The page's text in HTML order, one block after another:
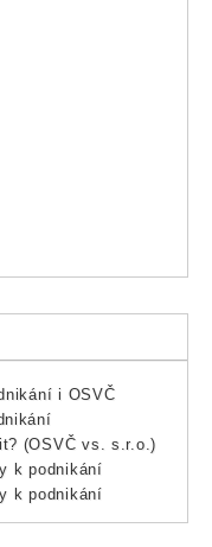
i OSVČ
(OSVČ vs. s.r.o.)
k podnikání
k podnikání